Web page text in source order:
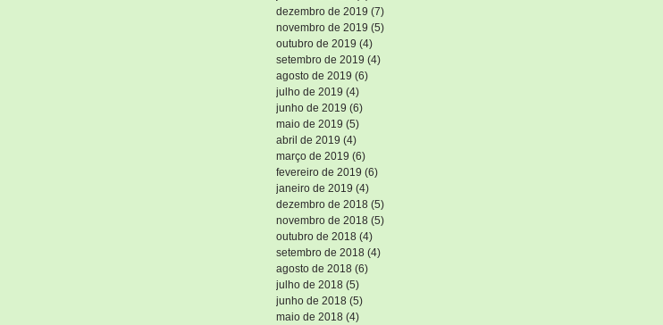
dezembro de 2019 (7)
novembro de 2019 (5)
outubro de 2019 (4)
setembro de 2019 (4)
agosto de 2019 (6)
julho de 2019 (4)
junho de 2019 (6)
maio de 2019 (5)
abril de 2019 (4)
março de 2019 (6)
fevereiro de 2019 (6)
janeiro de 2019 (4)
dezembro de 2018 (5)
novembro de 2018 (5)
outubro de 2018 (4)
setembro de 2018 (4)
agosto de 2018 (6)
julho de 2018 (5)
junho de 2018 (5)
maio de 2018 (4)